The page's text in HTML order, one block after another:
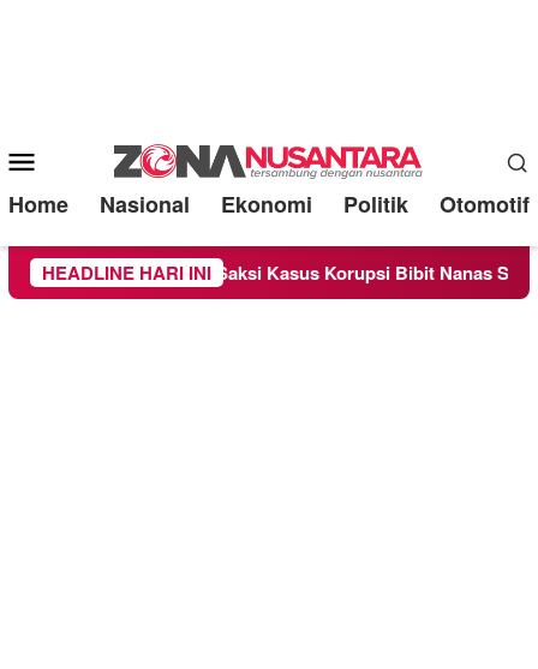
Mobile
Menu
Home Nasional Ekonomi Politik Otomotif
HEADLINE HARI INI
Sebagai Saksi Kasus Korupsi Bibit Nanas Sulsel Rp 52,4